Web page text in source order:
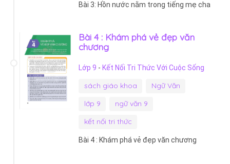
Bài 3: Hồn nước nằm trong tiếng mẹ cha
Bài 4 : Khám phá vẻ đẹp văn
chương
Lớp 9 - Kết Nối Tri Thức Với Cuộc Sống
sách giáo khoa
Ngữ Văn
lớp 9
ngữ văn 9
kết nối tri thức
Bài 4 : Khám phá vẻ đẹp văn chương